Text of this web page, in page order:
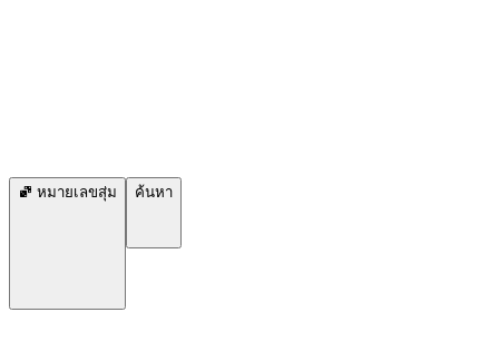
หมายเลขสุ่ม ค้นหา